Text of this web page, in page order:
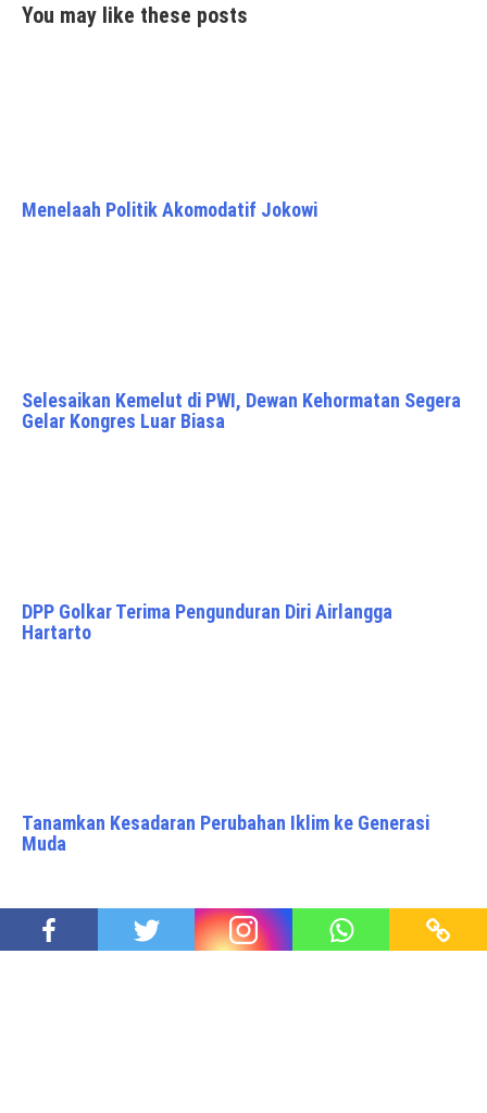
You may like these posts
Menelaah Politik Akomodatif Jokowi
Selesaikan Kemelut di PWI, Dewan Kehormatan Segera
Gelar Kongres Luar Biasa
DPP Golkar Terima Pengunduran Diri Airlangga
Hartarto
Tanamkan Kesadaran Perubahan Iklim ke Generasi
Muda